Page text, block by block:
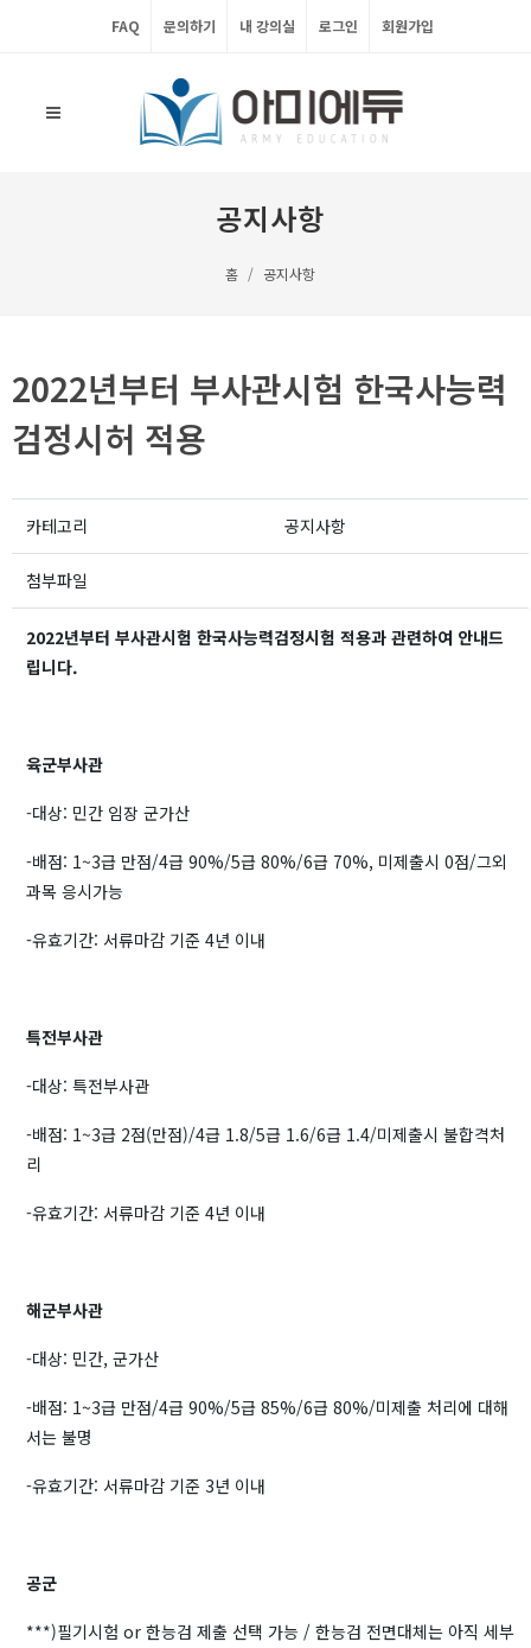
FAQ 문의하기 내 강의실 로그인 회원가입
공지사항
홈 공지사항
2022년부터 부사관시험 한국사능력
검정시허 적용
카테고리 공지사항
첨부파일
2022년부터 부사관시험 한국사능력검정시험 적용과 관련하여 안내드
립니다.
육군부사관
-대상: 민간 임장 군가산
-배점: 1~3급 만점/4급 90%/5급 80%/6급 70%, 미제출시 0점/그외
과목 응시가능
-유효기간: 서류마감 기준 4년 이내
특전부사관
-대상: 특전부사관
-배점: 1~3급 2점(만점)/4급 1.8/5급 1.6/6급 1.4/미제출시 불합격처
리
-유효기간: 서류마감 기준 4년 이내
해군부사관
-대상: 민간, 군가산
-배점: 1~3급 만점/4급 90%/5급 85%/6급 80%/미제출 처리에 대해
서는 불명
-유효기간: 서류마감 기준 3년 이내
공군
***)필기시험 or 한능검 제출 선택 가능 / 한능검 전면대체는 아직 세부